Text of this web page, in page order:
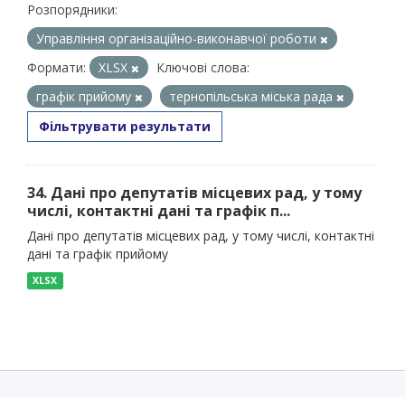
Розпорядники:
Управління організаційно-виконавчої роботи
Формати:
XLSX
Ключові слова:
графік прийому
тернопільська міська рада
Фільтрувати результати
34. Дані про депутатів місцевих рад, у тому
числі, контактні дані та графік п...
Дані про депутатів місцевих рад, у тому числі, контактні
дані та графік прийому
XLSX